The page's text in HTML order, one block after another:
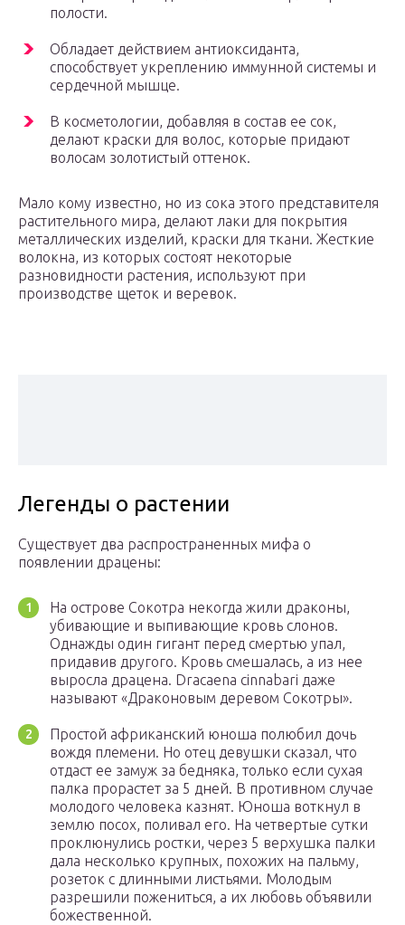
полости.
Обладает действием антиоксиданта,
способствует укреплению иммунной системы и
сердечной мышце.
В косметологии, добавляя в состав ее сок,
делают краски для волос, которые придают
волосам золотистый оттенок.
Мало кому известно, но из сока этого представителя
растительного мира, делают лаки для покрытия
металлических изделий, краски для ткани. Жесткие
волокна, из которых состоят некоторые
разновидности растения, используют при
производстве щеток и веревок.
Легенды о растении
Существует два распространенных мифа о
появлении драцены:
На острове Сокотра некогда жили драконы,
убивающие и выпивающие кровь слонов.
Однажды один гигант перед смертью упал,
придавив другого. Кровь смешалась, а из нее
выросла драцена. Dracaena cinnabari даже
называют «Драконовым деревом Сокотры».
Простой африканский юноша полюбил дочь
вождя племени. Но отец девушки сказал, что
отдаст ее замуж за бедняка, только если сухая
палка прорастет за 5 дней. В противном случае
молодого человека казнят. Юноша воткнул в
землю посох, поливал его. На четвертые сутки
проклюнулись ростки, через 5 верхушка палки
дала несколько крупных, похожих на пальму,
розеток с длинными листьями. Молодым
разрешили пожениться, а их любовь объявили
божественной.